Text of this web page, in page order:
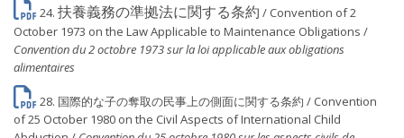
24. 扶養義務の準拠法に関する条約 / Convention of 2
October 1973 on the Law Applicable to Maintenance Obligations /
Convention du 2 octobre 1973 sur la loi applicable aux obligations
alimentaires
28. 国際的な子の奪取の民事上の側面に関する条約 / Convention
of 25 October 1980 on the Civil Aspects of International Child